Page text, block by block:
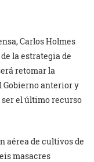
Carlos Holmes
la estrategia de
retomar la
Gobierno anterior y
ser el último recurso
aérea de cultivos de
masacres